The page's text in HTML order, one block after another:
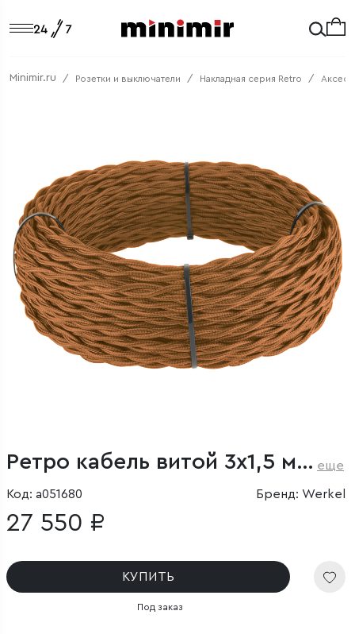
Minimir.ru Розетки и выключатели Накладная серия Retro
Ретро кабель витой 3х1,5 медный (под заказ) еще
Код: a051680 Бренд: Werkel
27 550 ₽
КУПИТЬ
Под заказ